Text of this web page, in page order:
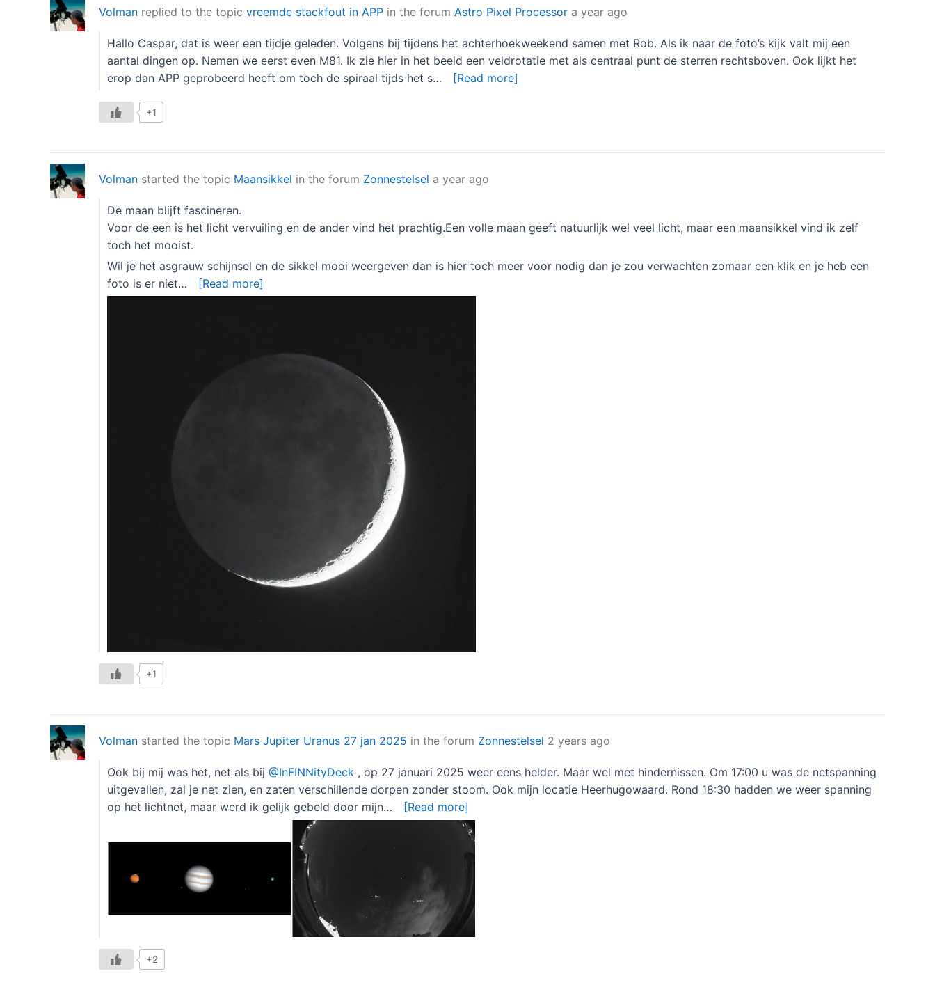
Volman replied to the topic vreemde stackfout in APP in the forum Astro Pixel Processor a year ago
Hallo Caspar, dat is weer een tijdje geleden. Volgens bij tijdens het achterhoekweekend samen met Rob. Als ik naar de foto’s kijk valt mij een
aantal dingen op. Nemen we eerst even M81. Ik zie hier in het beeld een veldrotatie met als centraal punt de sterren rechtsboven. Ook lijkt het
erop dan APP geprobeerd heeft om toch de spiraal tijds het s…
[Read more]
+1
Volman started the topic Maansikkel in the forum Zonnestelsel a year ago
De maan blijft fascineren.
Voor de een is het licht vervuiling en de ander vind het prachtig.Een volle maan geeft natuurlijk wel veel licht, maar een maansikkel vind ik zelf
toch het mooist.
Wil je het asgrauw schijnsel en de sikkel mooi weergeven dan is hier toch meer voor nodig dan je zou verwachten zomaar een klik en je heb een
foto is er niet…
[Read more]
+1
Volman started the topic Mars Jupiter Uranus 27 jan 2025 in the forum Zonnestelsel 2 years ago
Ook bij mij was het, net als bij @InFINNityDeck , op 27 januari 2025 weer eens helder. Maar wel met hindernissen. Om 17:00 u was de netspanning
uitgevallen, zal je net zien, en zaten verschillende dorpen zonder stoom. Ook mijn locatie Heerhugowaard. Rond 18:30 hadden we weer spanning
op het lichtnet, maar werd ik gelijk gebeld door mijn…
[Read more]
+2